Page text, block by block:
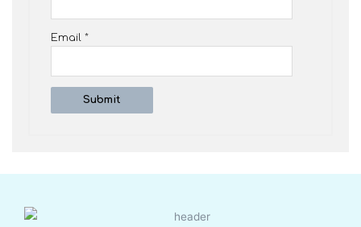
Email *